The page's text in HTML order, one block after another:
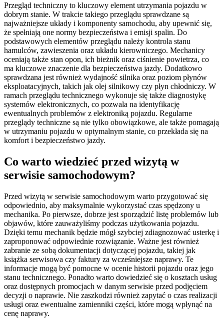
Przegląd techniczny to kluczowy element utrzymania pojazdu w
dobrym stanie. W trakcie takiego przeglądu sprawdzane są
najważniejsze układy i komponenty samochodu, aby upewnić się,
że spełniają one normy bezpieczeństwa i emisji spalin. Do
podstawowych elementów przeglądu należy kontrola stanu
hamulców, zawieszenia oraz układu kierowniczego. Mechanicy
oceniają także stan opon, ich bieżnik oraz ciśnienie powietrza, co
ma kluczowe znaczenie dla bezpieczeństwa jazdy. Dodatkowo
sprawdzana jest również wydajność silnika oraz poziom płynów
eksploatacyjnych, takich jak olej silnikowy czy płyn chłodniczy. W
ramach przeglądu technicznego wykonuje się także diagnostykę
systemów elektronicznych, co pozwala na identyfikację
ewentualnych problemów z elektroniką pojazdu. Regularne
przeglądy techniczne są nie tylko obowiązkowe, ale także pomagają
w utrzymaniu pojazdu w optymalnym stanie, co przekłada się na
komfort i bezpieczeństwo jazdy.
Co warto wiedzieć przed wizytą w
serwisie samochodowym?
Przed wizytą w serwisie samochodowym warto przygotować się
odpowiednio, aby maksymalnie wykorzystać czas spędzony u
mechanika. Po pierwsze, dobrze jest sporządzić listę problemów lub
objawów, które zauważyliśmy podczas użytkowania pojazdu.
Dzięki temu mechanik będzie mógł szybciej zdiagnozować usterkę i
zaproponować odpowiednie rozwiązanie. Ważne jest również
zabranie ze sobą dokumentacji dotyczącej pojazdu, takiej jak
książka serwisowa czy faktury za wcześniejsze naprawy. Te
informacje mogą być pomocne w ocenie historii pojazdu oraz jego
stanu technicznego. Ponadto warto dowiedzieć się o kosztach usług
oraz dostępnych promocjach w danym serwisie przed podjęciem
decyzji o naprawie. Nie zaszkodzi również zapytać o czas realizacji
usługi oraz ewentualne zamienniki części, które mogą wpłynąć na
cenę naprawy.